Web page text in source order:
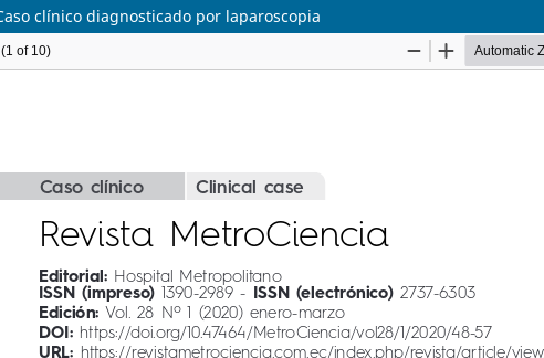
clínico diagnosticado por laparoscopia